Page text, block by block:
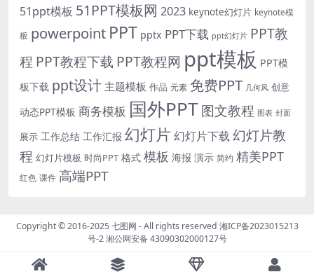
51ppt模板 51PPT模板网 2023 keynote幻灯片 keynote模
板 powerpoint PPT pptx PPT下载 ppt幻灯片 PPT教
程 PPT教程下载 PPT教程网 ppt模板 PPT模
板下载 ppt设计 主题模板 作品 元素 免费PPT 几何风 创意
动态PPT模板 商务模板 国外PPT图文教程 图表 封面
展示 工作总结 工作汇报 幻灯片 幻灯片下载 幻灯片教
程 幻灯片模板 时尚PPT 格式 模板 海报 演示 简约 精美PPT
红色 课件 高端PPT
Copyright © 2016-2025七图网 - All rights reserved 湘ICP备2023015213
号-2湘公网安备 43090302000127号